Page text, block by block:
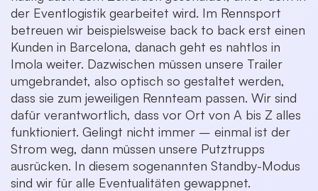
der Eventlogistik gearbeitet wird. Im Rennsport
betreuen wir beispielsweise back to back erst einen
Kunden in Barcelona, danach geht es nahtlos in
Imola weiter. Dazwischen müssen unsere Trailer
umgebrandet, also optisch so gestaltet werden,
dass sie zum jeweiligen Rennteam passen. Wir sind
dafür verantwortlich, dass vor Ort von A bis Z alles
funktioniert. Gelingt nicht immer – einmal ist der
Strom weg, dann müssen unsere Putztrupps
ausrücken. In diesem sogenannten Standby-Modus
sind wir für alle Eventualitäten gewappnet.